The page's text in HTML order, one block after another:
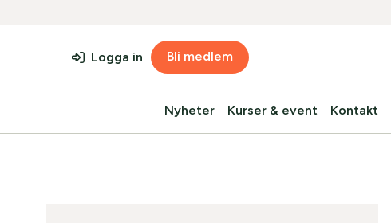
Nyheter Kurser & event Kontakt
Logga in Bli medlem